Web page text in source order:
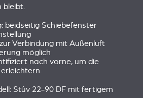
bleibt.
beidseitig Schiebefenster
Verbindung mit Außenluft
möglich
nach vorne, um die
Stûv 22-90 DF mit fertigem